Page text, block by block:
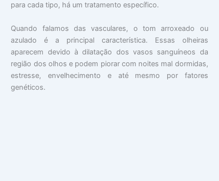
para cada tipo, há um tratamento específico.
Quando falamos das vasculares, o tom arroxeado ou
azulado é a principal característica. Essas olheiras
aparecem devido à dilatação dos vasos sanguíneos da
região dos olhos e podem piorar com noites mal dormidas,
estresse, envelhecimento e até mesmo por fatores
genéticos.